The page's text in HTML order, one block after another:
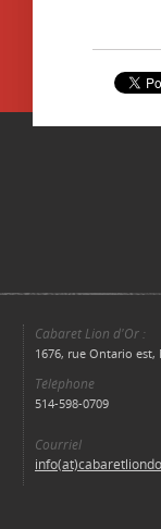
Cabaret Lion d'Or :
1676, rue Ontario est,
Téléphone
514-598-0709
Courriel